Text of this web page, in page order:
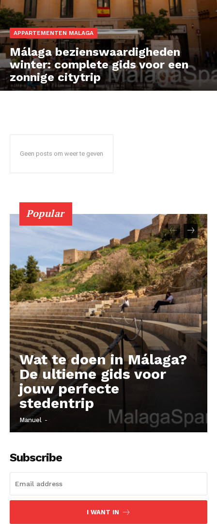
News Week
Magazine PRO
Company
Contact us
Subscription Plans
My account
APPARTEMENTEN MALAGA
Málaga bezienswaardigheden
winter: complete gids voor een
zonnige citytrip
Geen posts om weer te geven
Popular
Wat te doen in Málaga?
De ultieme gids voor
jouw perfecte
stedentrip
Manuel -
Subscribe
I WANT IN